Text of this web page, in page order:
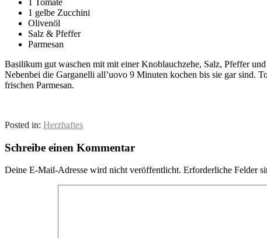
1 gelbe Zucchini
Olivenöl
Salz & Pfeffer
Parmesan
Basilikum gut waschen mit mit einer Knoblauchzehe, Salz, Pfeffer
Nebenbei die Garganelli all’uovo 9 Minuten kochen bis sie gar sind.
frischen Parmesan.
Posted in: Herzhaftes
Schreibe einen Kommentar
Deine E-Mail-Adresse wird nicht veröffentlicht. Erforderliche Felder